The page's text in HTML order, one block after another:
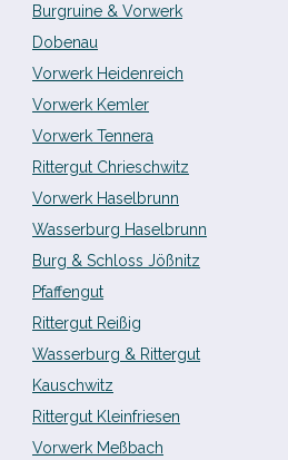
Burgruine & Vorwerk
Dobenau
Vorwerk Heidenreich
Vorwerk Kemler
Vorwerk Tennera
Rittergut Chrieschwitz
Vorwerk Haselbrunn
Wasserburg Haselbrunn
Burg & Schloss Jößnitz
Pfaffengut
Rittergut Reißig
Wasserburg & Rittergut
Kauschwitz
Rittergut Kleinfriesen
Vorwerk Meßbach